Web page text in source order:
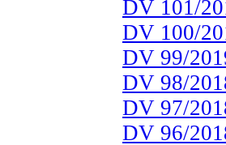
DV 101/
DV 100/
DV 99/
DV 98/
DV 97/
DV 96/